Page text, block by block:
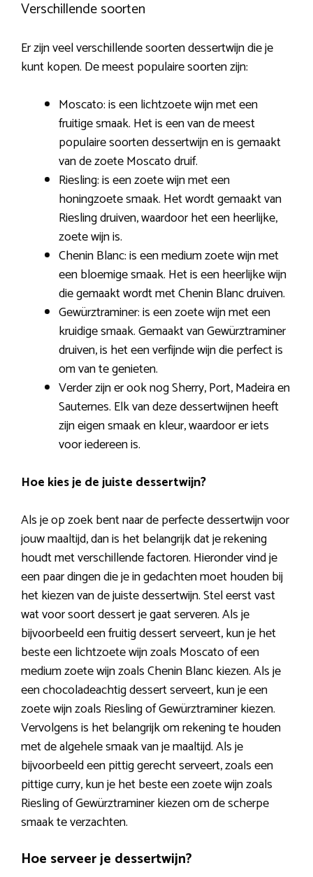
Verschillende soorten
Er zijn veel verschillende soorten dessertwijn die je
kunt kopen. De meest populaire soorten zijn:
Moscato: is een lichtzoete wijn met een
fruitige smaak. Het is een van de meest
populaire soorten dessertwijn en is gemaakt
van de zoete Moscato druif.
Riesling: is een zoete wijn met een
honingzoete smaak. Het wordt gemaakt van
Riesling druiven, waardoor het een heerlijke,
zoete wijn is.
Chenin Blanc: is een medium zoete wijn met
een bloemige smaak. Het is een heerlijke wijn
die gemaakt wordt met Chenin Blanc druiven.
Gewürztraminer: is een zoete wijn met een
kruidige smaak. Gemaakt van Gewürztraminer
druiven, is het een verfijnde wijn die perfect is
om van te genieten.
Verder zijn er ook nog Sherry, Port, Madeira en
Sauternes. Elk van deze dessertwijnen heeft
zijn eigen smaak en kleur, waardoor er iets
voor iedereen is.
Hoe kies je de juiste dessertwijn?
Als je op zoek bent naar de perfecte dessertwijn voor
jouw maaltijd, dan is het belangrijk dat je rekening
houdt met verschillende factoren. Hieronder vind je
een paar dingen die je in gedachten moet houden bij
het kiezen van de juiste dessertwijn. Stel eerst vast
wat voor soort dessert je gaat serveren. Als je
bijvoorbeeld een fruitig dessert serveert, kun je het
beste een lichtzoete wijn zoals Moscato of een
medium zoete wijn zoals Chenin Blanc kiezen. Als je
een chocoladeachtig dessert serveert, kun je een
zoete wijn zoals Riesling of Gewürztraminer kiezen.
Vervolgens is het belangrijk om rekening te houden
met de algehele smaak van je maaltijd. Als je
bijvoorbeeld een pittig gerecht serveert, zoals een
pittige curry, kun je het beste een zoete wijn zoals
Riesling of Gewürztraminer kiezen om de scherpe
smaak te verzachten.
Hoe serveer je dessertwijn?